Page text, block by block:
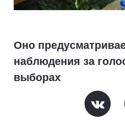
Оно
наблюдения за
выборах